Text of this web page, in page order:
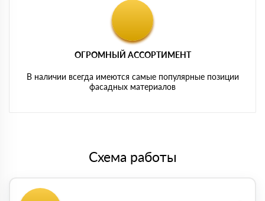
ОГРОМНЫЙ АССОРТИМЕНТ
В наличии всегда имеются самые популярные позиции
фасадных материалов
Схема работы